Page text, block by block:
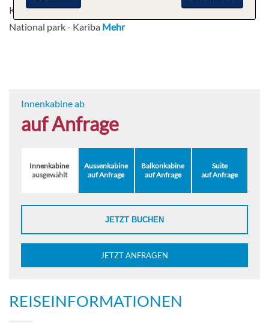
Kariba - Gache - Kariba - Matusadona
National park - Kariba Mehr
Innenkabine ab
auf Anfrage
Innenkabine
ausgewählt
Aussenkabine
auf Anfrage
Balkonkabine
auf Anfrage
Suite
auf Anfrage
JETZT BUCHEN
JETZT ANFRAGEN
REISEINFORMATIONEN